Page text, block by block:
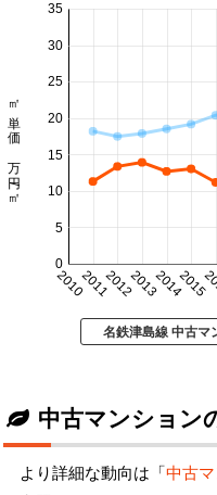
201020112012201320142015
0
5
10
15
20
25
30
35
㎡単価 万円/㎡
名鉄津島線 中古マ
中古マンション
より詳細な動向は「中古